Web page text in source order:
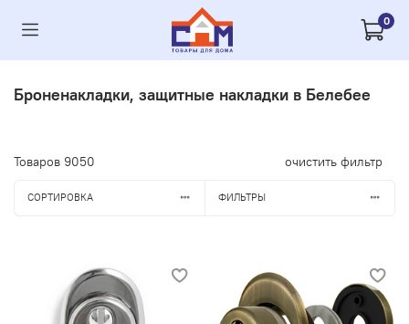
0
Броненакладки, защитные накладки в Белебее
Товаров 9050 очистить фильтр
СОРТИРОВКА ФИЛЬТРЫ